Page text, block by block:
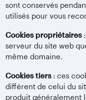
sont conservés
utilisés pour vous
Cookies propriétaires:
serveur du site web
même domaine.
Cookies tiers: ces
différent de celui du
produit généralement